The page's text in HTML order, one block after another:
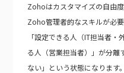
Zohoはカスタマイズの自由
Zoho管理者的なスキルが必要
「設定できる人（IT担当者
る人（営業担当者）」が分離
ない」という状態になります。